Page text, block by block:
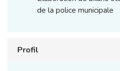
de la police municipale
Profil